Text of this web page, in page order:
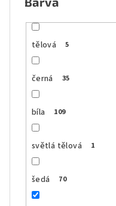
tělová 5
černá 35
bíla 109
světlá tělová 1
šedá 70